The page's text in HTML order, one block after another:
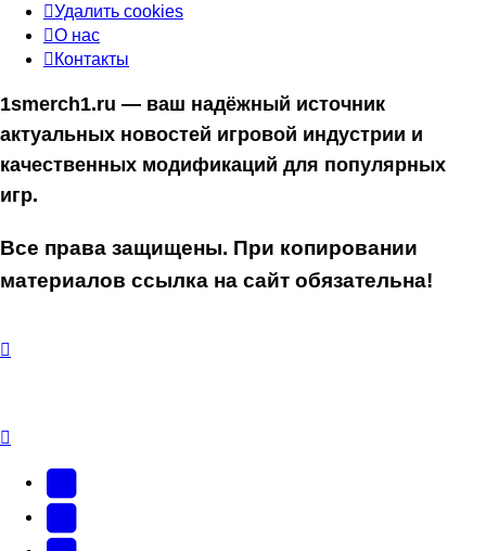
Удалить cookies
О нас
Контакты
1smerch1.ru — ваш надёжный источник
актуальных новостей игровой индустрии и
качественных модификаций для популярных
игр.
Все права защищены. При копировании
материалов ссылка на сайт обязательна!